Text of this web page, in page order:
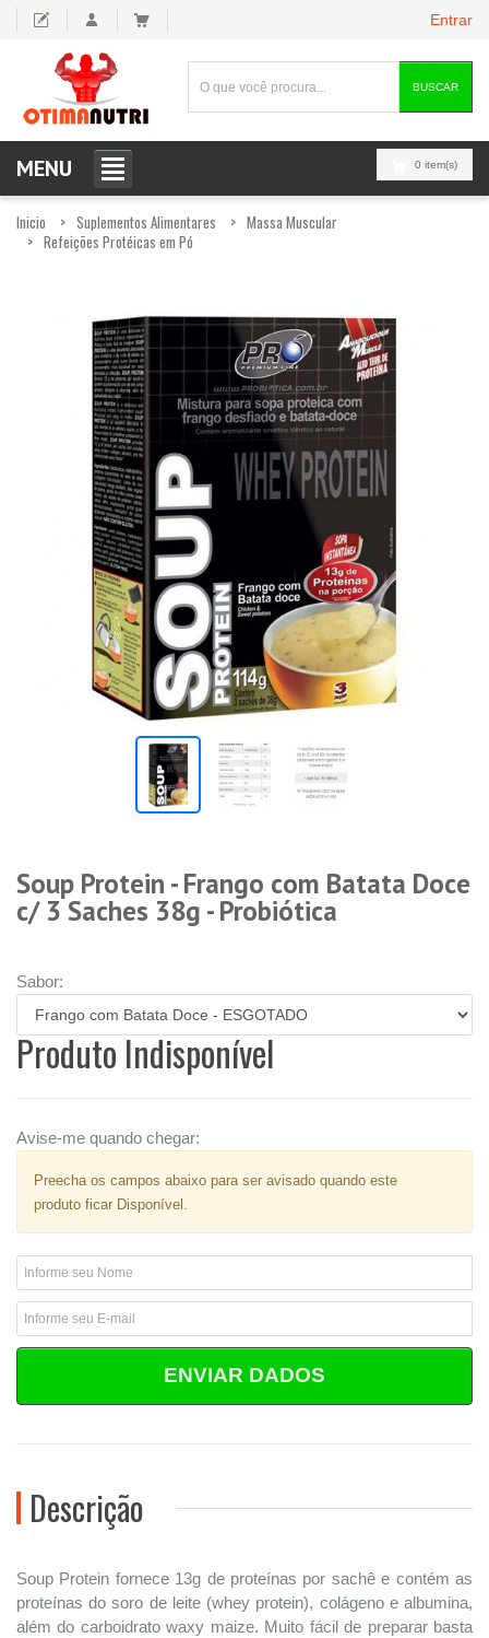
Entrar
BUSCAR
0 item(s)
MENU
Inicio Suplementos Alimentares
Massa Muscular
Refeições Protéicas em Pó
Soup Protein - Frango com Batata Doce
c/ 3 Saches 38g - Probiótica
Sabor:
Produto Indisponível
Avise-me quando chegar:
Preecha os campos abaixo para ser avisado quando este
produto ficar Disponível.
ENVIAR DADOS
Descrição
Soup Protein fornece 13g de proteínas por sachê e contém as
proteínas do soro de leite (whey protein), colágeno e albumina,
além do carboidrato waxy maize. Muito fácil de preparar basta